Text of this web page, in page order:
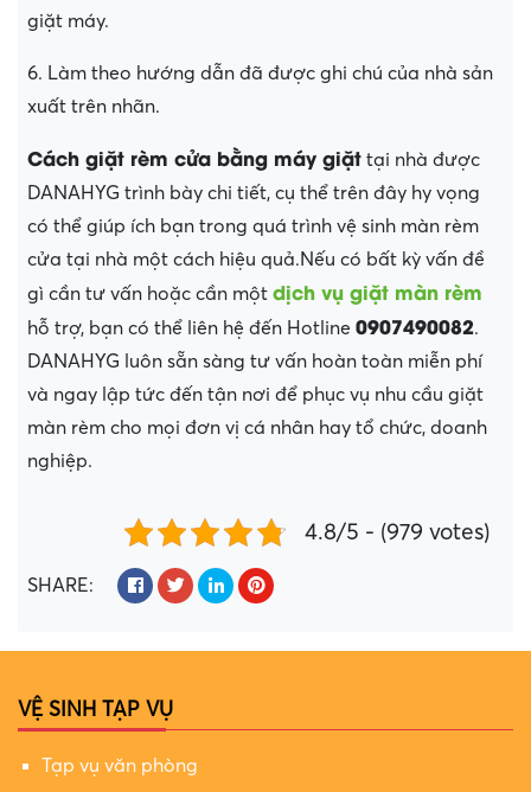
giặt máy.
6. Làm theo hướng dẫn đã được ghi chú của nhà sản
xuất trên nhãn.
Cách giặt rèm cửa bằng máy giặt tại nhà được
DANAHYG trình bày chi tiết, cụ thể trên đây hy vọng
có thể giúp ích bạn trong quá trình vệ sinh màn rèm
cửa tại nhà một cách hiệu quả.Nếu có bất kỳ vấn đề
gì cần tư vấn hoặc cần một dịch vụ giặt màn rèm
hỗ trợ, bạn có thể liên hệ đến Hotline 0907490082.
DANAHYG luôn sẵn sàng tư vấn hoàn toàn miễn phí
và ngay lập tức đến tận nơi để phục vụ nhu cầu giặt
màn rèm cho mọi đơn vị cá nhân hay tổ chức, doanh
nghiệp.
4.8/5 - (979 votes)
SHARE:
VỆ SINH TẠP VỤ
Tạp vụ văn phòng